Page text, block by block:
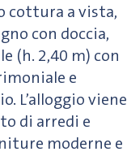
cottura a vista,
con doccia,
(h. 2,40 m) con
e
L’alloggio viene
di arredi e
moderne e